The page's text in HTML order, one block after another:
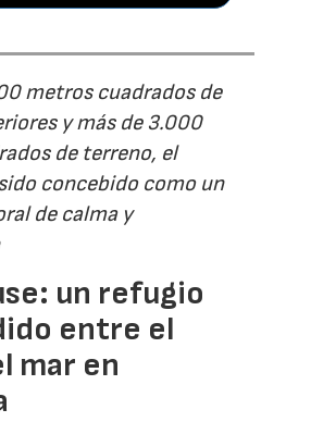
metros cuadrados de
y más de 3.000
de terreno, el
concebido como un
de calma y
un refugio
entre el
mar en